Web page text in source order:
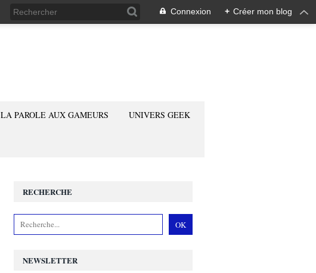
Connexion + Créer mon blog
LA PAROLE AUX GAMEURS UNIVERS GEEK
NEWSLETTER
RECHERCHE